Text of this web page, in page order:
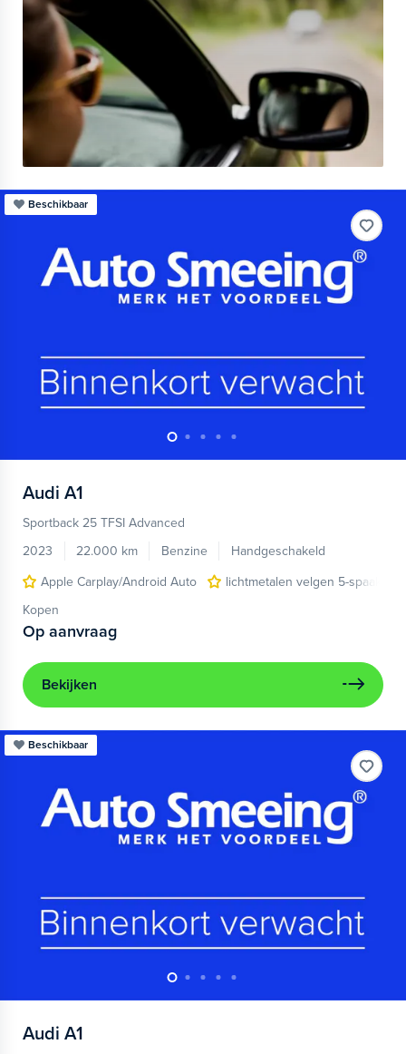
Beschikbaar
Audi A1
Sportback 25 TFSI Advanced
2023
22.000 km Benzine
Handgeschakeld
Apple Carplay/Android Auto
lichtmetalen velgen 5-spaaks
Kopen
Op aanvraag
Bekijken
Beschikbaar
Audi A1